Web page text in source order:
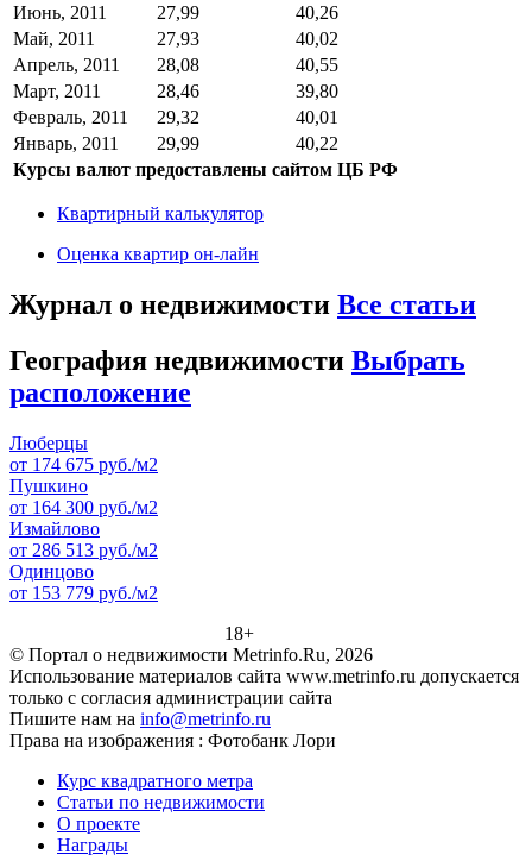
Июнь, 2011
27,99
40,26
Май, 2011
27,93
40,02
Апрель, 2011
28,08
40,55
Март, 2011
28,46
39,80
Февраль, 2011
29,32
40,01
Январь, 2011
29,99
40,22
Курсы валют предоставлены сайтом ЦБ РФ
Квартирный калькулятор
Оценка квартир он-лайн
Журнал о недвижимости Все статьи
География недвижимости Выбрать
расположение
Люберцы
от 174 675 руб./м2
Пушкино
от 164 300 руб./м2
Измайлово
от 286 513 руб./м2
Одинцово
от 153 779 руб./м2
18+
© Портал о недвижимости Metrinfo.Ru, 2026
Использование материалов сайта www.metrinfo.ru допускается
только с согласия администрации сайта
Пишите нам на info@metrinfo.ru
Права на изображения : Фотобанк Лори
Курс квадратного метра
Статьи по недвижимости
О проекте
Награды